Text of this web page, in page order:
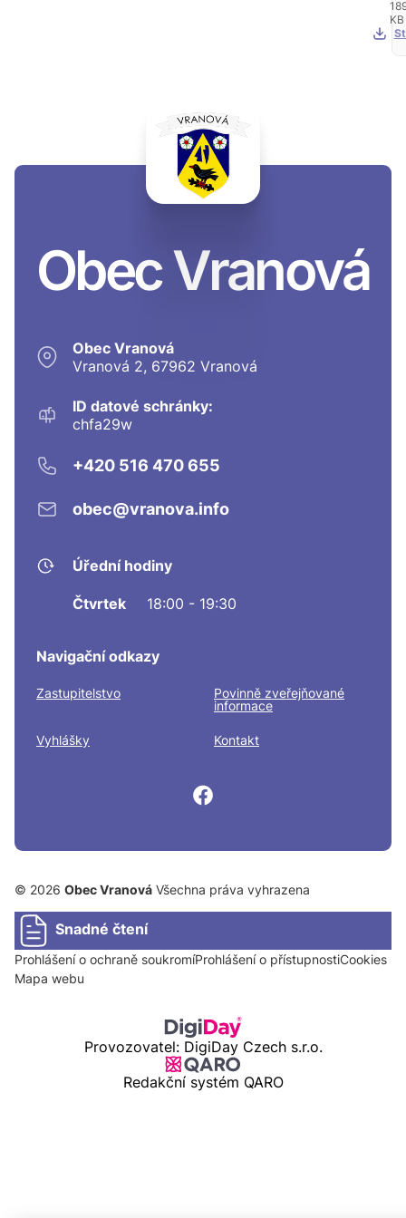
KB
Obec Vranová
Obec Vranová
Vranová 2, 67962 Vranová
ID datové schránky:
chfa29w
+420 516 470 655
obec@vranova.info
Úřední hodiny
Čtvrtek 18:00 - 19:30
Navigační odkazy
Zastupitelstvo
Povinně zveřejňované
informace
Vyhlášky Kontakt
© 2026 Obec Vranová Všechna práva vyhrazena
Snadné čtení
Prohlášení o ochraně soukromíProhlášení o přístupnostiCookies
Mapa webu
Provozovatel: DigiDay Czech s.r.o.
Redakční systém QARO